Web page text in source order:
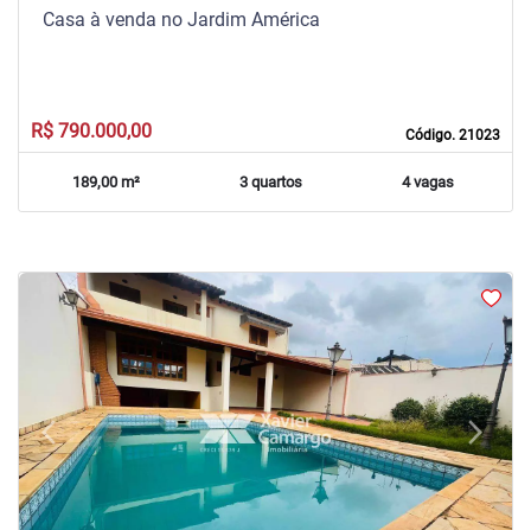
Código. 21023
Casa à venda no Jardim América
R$ 790.000,00
189,00 m² 3 quartos 4 vagas
arrow_back_iosPrevious arrow_forward_iosNext